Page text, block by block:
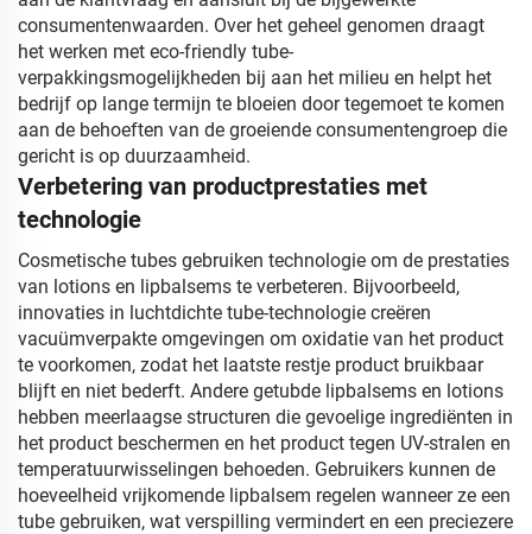
consumentenwaarden. Over het geheel genomen draagt
het werken met eco-friendly tube-
verpakkingsmogelijkheden bij aan het milieu en helpt het
bedrijf op lange termijn te bloeien door tegemoet te komen
aan de behoeften van de groeiende consumentengroep die
gericht is op duurzaamheid.
Verbetering van productprestaties met
technologie
Cosmetische tubes gebruiken technologie om de prestaties
van lotions en lipbalsems te verbeteren. Bijvoorbeeld,
innovaties in luchtdichte tube-technologie creëren
vacuümverpakte omgevingen om oxidatie van het product
te voorkomen, zodat het laatste restje product bruikbaar
blijft en niet bederft. Andere getubde lipbalsems en lotions
hebben meerlaagse structuren die gevoelige ingrediënten in
het product beschermen en het product tegen UV-stralen en
temperatuurwisselingen behoeden. Gebruikers kunnen de
hoeveelheid vrijkomende lipbalsem regelen wanneer ze een
tube gebruiken, wat verspilling vermindert en een preciezere